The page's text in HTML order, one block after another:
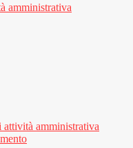
amministrativa
attività amministrativa